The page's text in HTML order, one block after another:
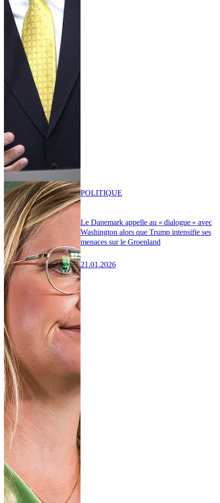
Le Danemark appelle au « dialogue » avec
Washington alors que Trump intensifie ses
menaces sur le Groenland
21.01.2026
POLITIQUE